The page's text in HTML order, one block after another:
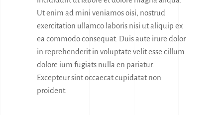
Ut enim ad mini veniamos oisi, nostrud
exercitation ullamco laboris nisi ut aliquip ex
ea commodo consequat. Duis aute irure dolor
in reprehenderit in voluptate velit esse cillum
dolore ium fugiats nulla en pariatur.
Excepteur sint occaecat cupidatat non
proident.